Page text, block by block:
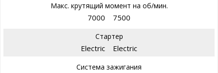
Макс. крутящий момент на об/мин.
7000 7500
Стартер
Electric Electric
Система зажигания